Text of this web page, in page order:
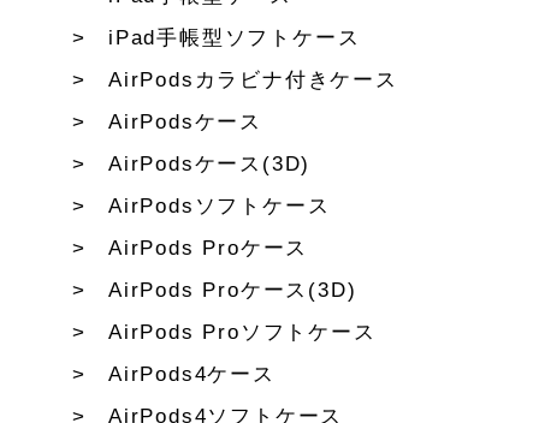
iPad手帳型ソフトケース
AirPodsカラビナ付きケース
AirPodsケース
AirPodsケース(3D)
AirPodsソフトケース
AirPods Proケース
AirPods Proケース(3D)
AirPods Proソフトケース
AirPods4ケース
AirPods4ソフトケース